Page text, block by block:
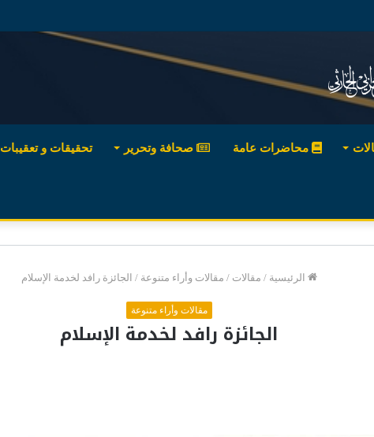
محاضرات عامة صحافة وتحرير تحقيقات و تعقيبات
الرئيسية / مقالات / مقالات وأراء متنوعة / الجائزة رافد لخدمة الإسلام
مقالات وأراء متنوعة
الجائزة رافد لخدمة الإسلام